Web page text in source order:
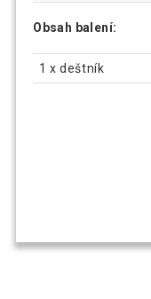
Obsah balení:
1 x deštník